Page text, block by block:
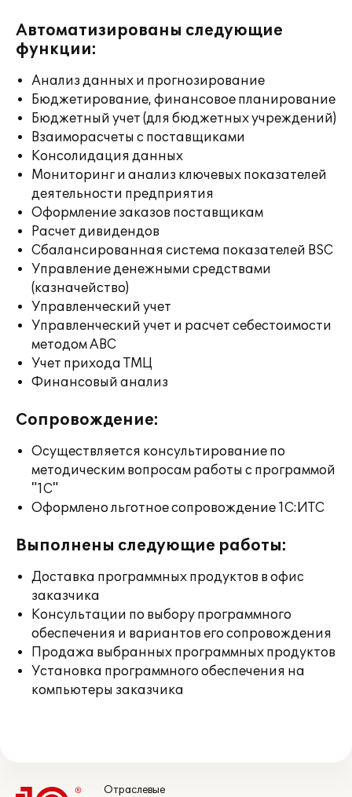
Автоматизированы следующие
функции:
Анализ данных и прогнозирование
Бюджетирование, финансовое планирование
Бюджетный учет (для бюджетных учреждений)
Взаиморасчеты с поставщиками
Консолидация данных
Мониторинг и анализ ключевых показателей
деятельности предприятия
Оформление заказов поставщикам
Расчет дивидендов
Сбалансированная система показателей BSC
Управление денежными средствами
(казначейство)
Управленческий учет
Управленческий учет и расчет себестоимости
методом ABC
Учет прихода ТМЦ
Финансовый анализ
Сопровождение:
Осуществляется консультирование по
методическим вопросам работы с программой
"1С"
Оформлено льготное сопровождение 1С:ИТС
Выполнены следующие работы:
Доставка программных продуктов в офис
заказчика
Консультации по выбору программного
обеспечения и вариантов его сопровождения
Продажа выбранных программных продуктов
Установка программного обеспечения на
компьютеры заказчика
Отраслевые